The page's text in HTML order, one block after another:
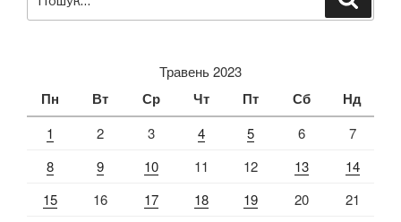
Науки
у
Львові”
за
Травень 2023
Пн Вт Ср Чт Пт Сб Нд
1 2 3 4 5 6
7
8
9 10 11 12 13
14
15
16 17 18 19 20
21